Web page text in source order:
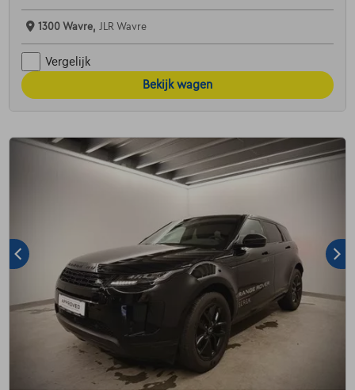
1300 Wavre, JLR Wavre
Vergelijk
Bekijk wagen